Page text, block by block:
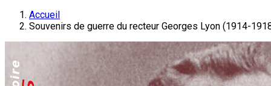
Accueil
Souvenirs de guerre du recteur Georges Lyon (1914-